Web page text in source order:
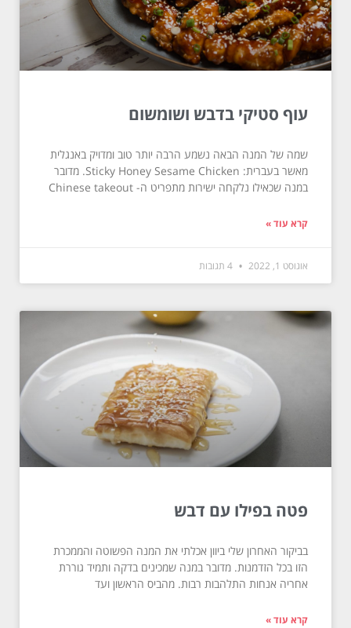
עוף סטיקי בדבש ושומשום
שמה של המנה הבאה נשמע הרבה יותר טוב ומדויק באנגלית
מאשר בעברית: Sticky Honey Sesame Chicken. מדובר
במנה שכאילו נלקחה ישירות מתפריט ה- Chinese takeout
קרא עוד »
אוגוסט 1, 2022
פטה בפילו עם דבש
בביקור האחרון שלי ביוון אכלתי את המנה הפשוטה והממכרת
הזו בכל הזדמנות. מדובר במנה שמכינים בדקה ותמיד גוררת
אחריה אנחות התלהבות רבות. מהביס הראשון ועד
קרא עוד »